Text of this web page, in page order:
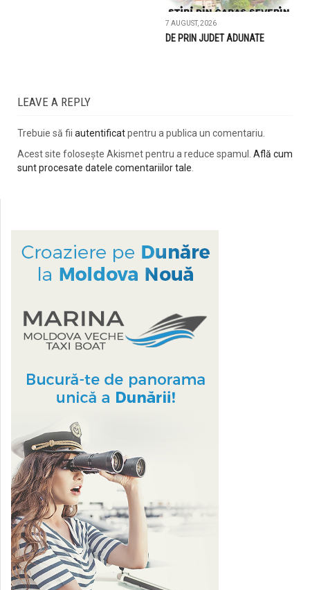
7 AUGUST, 2026
DE PRIN JUDET ADUNATE
LEAVE A REPLY
Trebuie să fii autentificatpentru a publica un comentariu.
Acest site folosește Akismet pentru a reduce spamul. Află cum
sunt procesate datele comentariilor tale